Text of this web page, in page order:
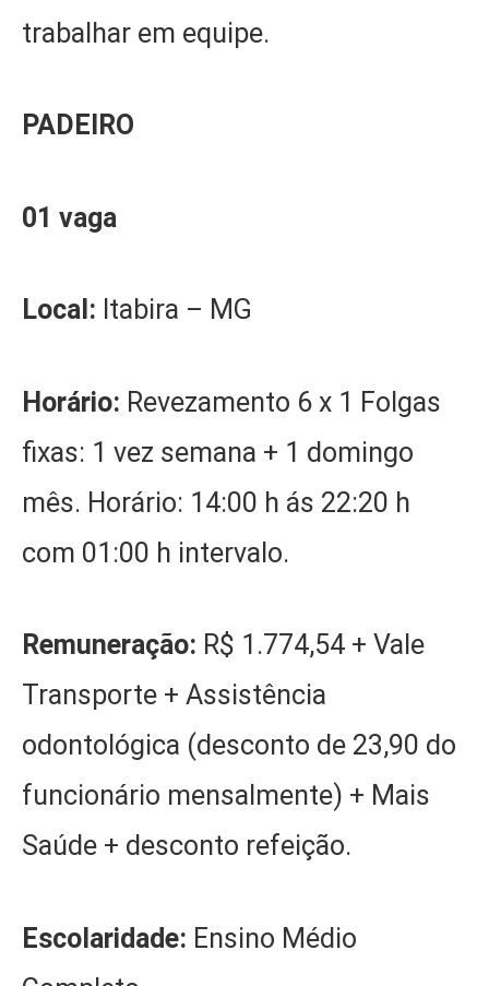
trabalhar em equipe.
PADEIRO
01 vaga
Local: Itabira – MG
Horário: Revezamento 6 x 1 Folgas
fixas: 1 vez semana + 1 domingo
mês. Horário: 14:00 h ás 22:20 h
com 01:00 h intervalo.
Remuneração: R$ 1.774,54 + Vale
Transporte + Assistência
odontológica (desconto de 23,90 do
funcionário mensalmente) + Mais
Saúde + desconto refeição.
Escolaridade: Ensino Médio